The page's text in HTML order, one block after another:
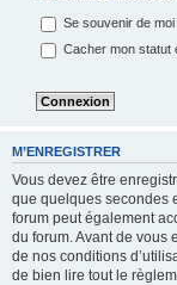
Se souvenir de moi
Cacher mon statut
M’ENREGISTRER
Vous devez être
que quelques secondes
forum peut également
du forum. Avant de vous
de nos conditions
de bien lire tout le